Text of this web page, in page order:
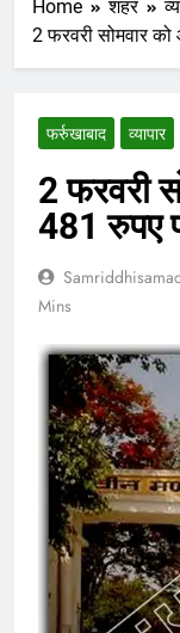
Home शहर
2 फरवरी सोमवार
फर्रुखाबाद व्यापार
2 फरवरी
481 रुपए
Mins